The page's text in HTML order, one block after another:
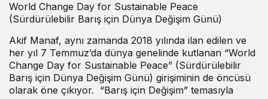
World Change Day for Sustainable Peace
(Sürdürülebilir Barış için Dünya Değişim Günü)
Akif Manaf, aynı zamanda 2018 yılında ilan edilen ve
her yıl 7 Temmuz’da dünya genelinde kutlanan “World
Change Day for Sustainable Peace” (Sürdürülebilir
Barış için Dünya Değişim Günü) girişiminin de öncüsü
olarak öne çıkıyor. “Barış için Değişim” temasıyla